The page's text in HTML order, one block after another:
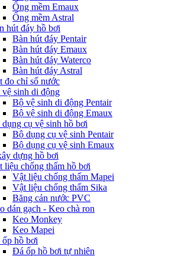
Ống mềm Emaux
Ống mềm Astral
hút đáy hồ bơi
Bàn hút đáy Pentair
Bàn hút đáy Emaux
Bàn hút đáy Waterco
Bàn hút đáy Astral
đo chỉ số nước
sinh di động
Bộ vệ sinh di động Pentair
Bộ vệ sinh di động Emaux
cụ vệ sinh hồ bơi
Bộ dụng cụ vệ sinh Pentair
Bộ dụng cụ vệ sinh Emaux
dựng hồ bơi
liệu chống thấm hồ bơi
Vật liệu chống thấm Mapei
Vật liệu chống thấm Sika
Băng cản nước PVC
dán gạch - Keo chà ron
Keo Monkey
Keo Mapei
hồ bơi
Đá ốp hồ bơi tự nhiên